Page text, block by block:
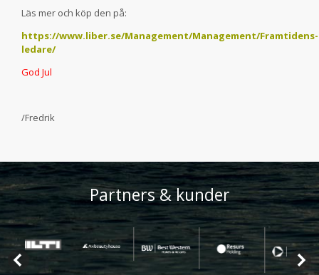
Läs mer och köp den på:
https://www.liber.se/Management/Management/Framtidens-
ledare/
God Jul
/Fredrik
Partners & kunder